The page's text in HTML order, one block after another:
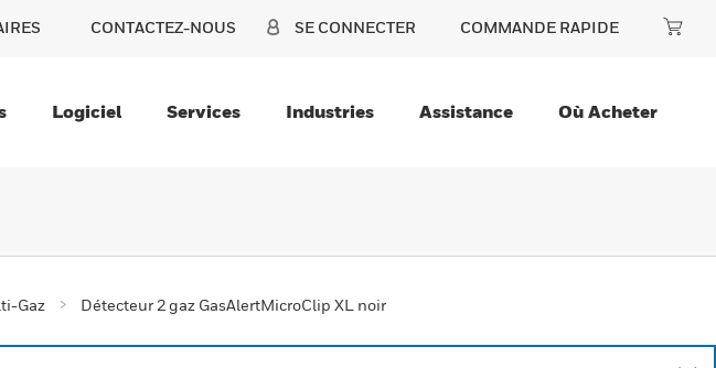
CONTACTEZ-NOUS SE CONNECTER COMMANDE RAPIDE
Logiciel Services Industries Assistance Où Acheter
Gaz Détecteur 2 gaz GasAlertMicroClip XL noir